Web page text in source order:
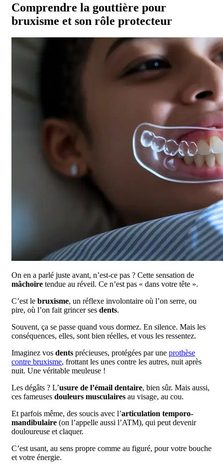
Comprendre la gouttière pour
bruxisme et son rôle protecteur
On en a parlé juste avant, n’est-ce pas ? Cette sensation de
mâchoire tendue au réveil. Ce n’est pas « dans votre tête ».
C’est le bruxisme, un réflexe involontaire où l’on serre, ou
pire, où l’on fait grincer ses dents.
Souvent, ça se passe quand vous dormez. En silence. Mais les
conséquences, elles, sont bien réelles, et vous les ressentez.
Imaginez vos dents précieuses, protégées par une prothèse
contre bruxisme, frottant les unes contre les autres, nuit après
nuit. Une véritable meuleuse !
Les dégâts ? L’usure de l’émail dentaire, bien sûr. Mais aussi,
ces fameuses douleurs musculaires au visage, au cou.
Et parfois même, des soucis avec l’articulation temporo-
mandibulaire (on l’appelle aussi l’ATM), qui peut devenir
douloureuse et claquer.
C’est usant, au sens propre comme au figuré, pour votre bouche
et votre énergie.